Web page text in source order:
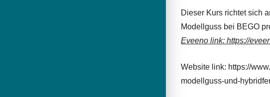
Dieser Kurs richtet sich
Modellguss bei BEGO
Eveeno link: https://
Website link: https://
modellguss-und-